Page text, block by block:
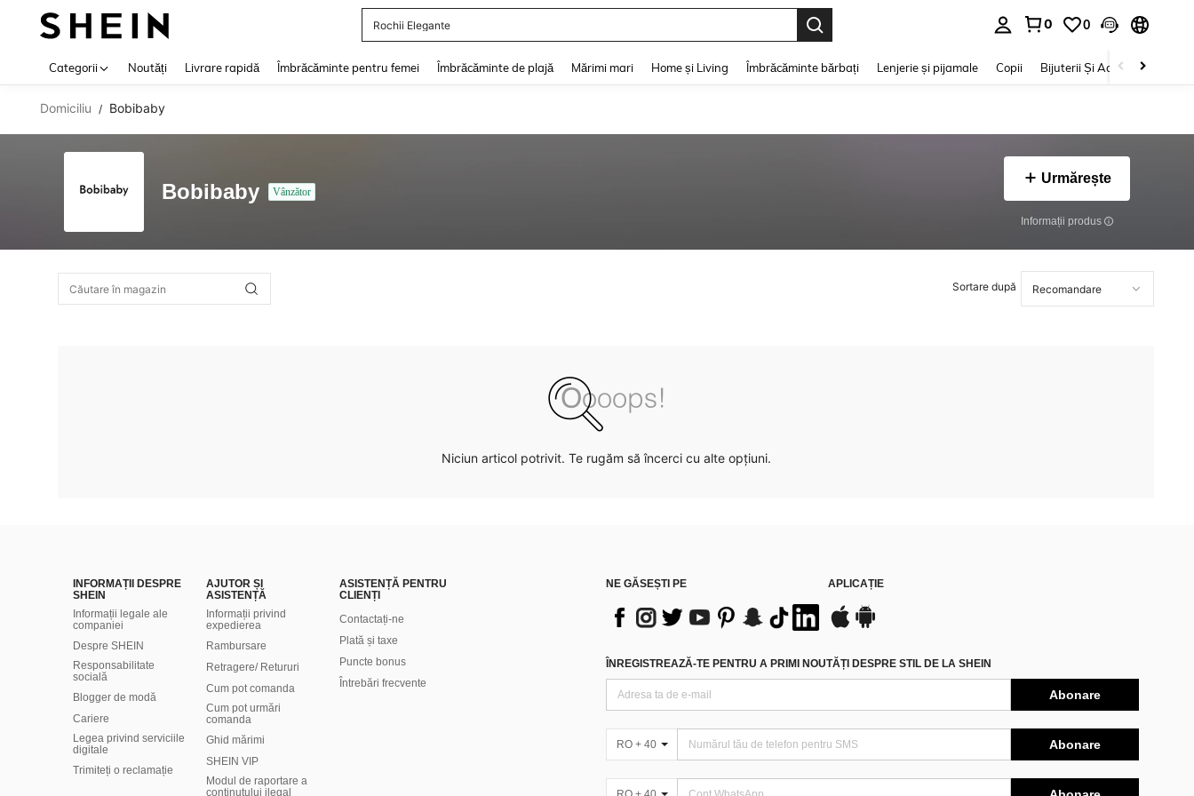
Rochii Elegante
0 0
Categorii Noutăți Livrare rapidă Îmbrăcăminte pentru femei Îmbrăcăminte de plajă Mărimi mari Home și Living Îmbrăcăminte bărbați Lenjerie și pijamale Copii Bijuterii Și Accesorii
Domiciliu / Bobibaby
Bobibaby Vânzător
Urmărește
Informații produs
Sortare după
Niciun articol potrivit. Te rugăm să încerci cu alte opțiuni.
INFORMAȚII DESPRE
SHEIN
Informații legale ale
companiei
Despre SHEIN
Responsabilitate
socială
Blogger de modă
Cariere
Legea privind serviciile
digitale
Trimiteți o reclamație
AJUTOR ȘI
ASISTENȚĂ
Informații privind
expedierea
Rambursare
Retragere/ Retururi
Cum pot comanda
Cum pot urmări
comanda
Ghid mărimi
SHEIN VIP
Modul de raportare a
conținutului ilegal
ASISTENȚĂ PENTRU
CLIENȚI
Contactați-ne
Plată și taxe
Puncte bonus
Întrebări frecvente
NE GĂSEȘTI PE APLICAȚIE
ÎNREGISTREAZĂ-TE PENTRU A PRIMI NOUTĂȚI DESPRE STIL DE LA SHEIN
Abonare
RO + 40 Abonare